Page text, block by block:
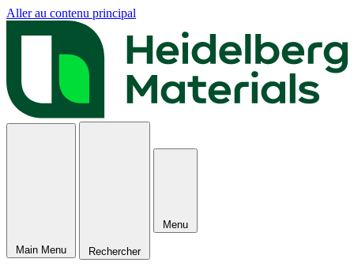
Aller au contenu principal
Main Menu Rechercher
Menu